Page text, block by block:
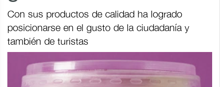
Con sus productos de calidad ha logrado
posicionarse en el gusto de la ciudadanía y
también de turistas